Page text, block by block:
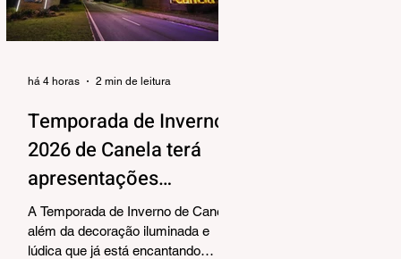
Temporada de Inverno
2026 de Canela terá
apresentações
musicais na Praça João
Corrêa
A Temporada de Inverno de Canela,
além da decoração iluminada e
lúdica que já está encantando
há 4 horas 2 min de leitura